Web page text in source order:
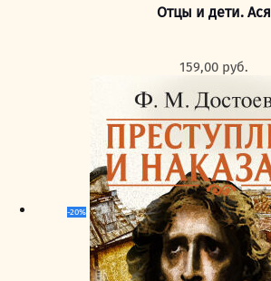
Отцы и дети. Ася
159,00 руб.
-20%